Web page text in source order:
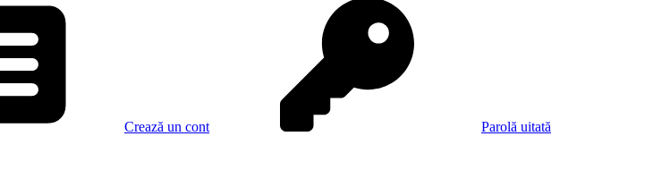
Crează un cont Parolă uitată